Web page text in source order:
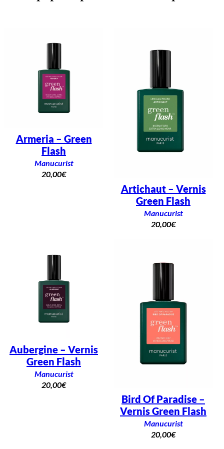
Armeria – Green
Flash
Manucurist
20,00€
Artichaut – Vernis
Green Flash
Manucurist
20,00€
Aubergine – Vernis
Green Flash
Manucurist
20,00€
Bird Of Paradise –
Vernis Green Flash
Manucurist
20,00€